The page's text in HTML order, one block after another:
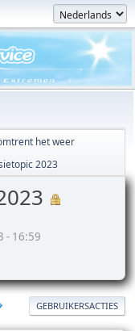
het weer
2023
- 16:59
GEBRUIKERSACTIES